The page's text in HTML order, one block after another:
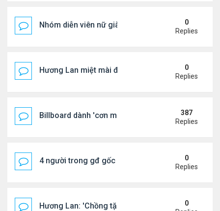
Nhóm diễn viên nữ giàu nhất thế giới
0
Replies
Hương Lan miệt mài đi hát ở tuổi 70
0
Replies
Billboard dành 'cơn mưa' lời khen BTS
387
Replies
4 người trong gđ gốc Việt thiệt mạng vì tai nạn xe
0
Replies
Hương Lan: 'Chồng tặng tôi khu vườn tình yêu'
0